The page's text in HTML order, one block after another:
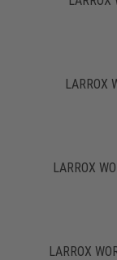
LARROX
LARROX
LARROX